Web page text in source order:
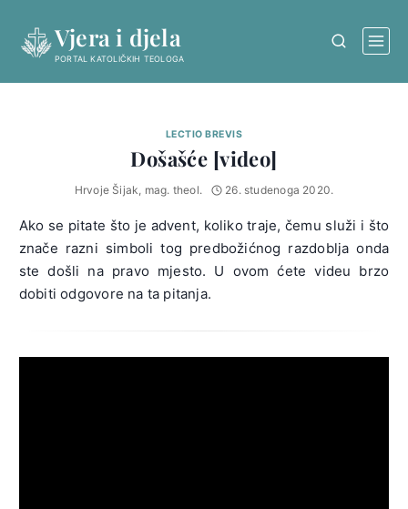
content
Vjera i djela
PORTAL KATOLIČKIH TEOLOGA
LECTIO BREVIS
Došašće [video]
Hrvoje Šijak, mag. theol. 26. studenoga 2020.
Ako se pitate što je advent, koliko traje, čemu služi i što
znače razni simboli tog predbožićnog razdoblja onda
ste došli na pravo mjesto. U ovom ćete videu brzo
dobiti odgovore na ta pitanja.